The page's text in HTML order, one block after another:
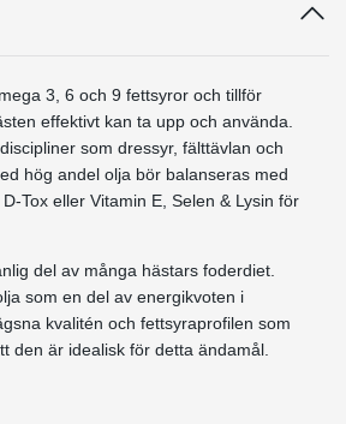
3, 6 och 9 fettsyror och tillför
effektivt kan ta upp och använda.
som dressyr, fälttävlan och
hög andel olja bör balanseras med
Tox eller Vitamin E, Selen & Lysin för
del av många hästars foderdiet.
som en del av energikvoten i
kvalitén och fettsyraprofilen som
den är idealisk för detta ändamål.